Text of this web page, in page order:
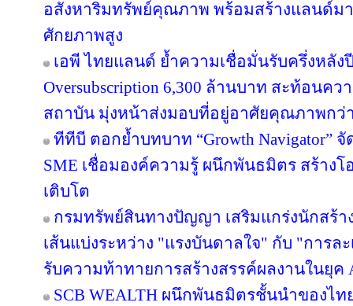
อสังหาริมทรัพย์คุณภาพ พร้อมสร้างแลนด์ม
ศักยภาพสูง
เอพี ไทยแลนด์ ย้ำความเชื่อมั่นรับครึ่งหลัง
Oversubscription 6,300 ล้านบาท สะท้อนค
สถาบัน มุ่งหน้าส่งมอบที่อยู่อาศัยคุณภาพกว่า
ทีทีบี ตอกย้ำบทบาท “Growth Navigator”
SME เชื่อมองค์ความรู้ ผนึกพันธมิตร สร้าง
เติบโต
กรมทรัพย์สินทางปัญญา เสริมแกร่งนักสร้า
เส้นแบ่งระหว่าง "แรงบันดาลใจ" กับ "การ
รับความท้าทายการสร้างสรรค์ผลงานในยุค
SCB WEALTH ผนึกพันธมิตรชั้นนำของไ